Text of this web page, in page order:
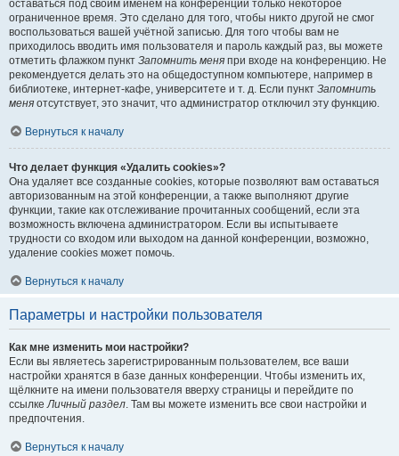
оставаться под своим именем на конференции только некоторое
ограниченное время. Это сделано для того, чтобы никто другой не смог
воспользоваться вашей учётной записью. Для того чтобы вам не
приходилось вводить имя пользователя и пароль каждый раз, вы можете
отметить флажком пункт Запомнить меня при входе на конференцию. Не
рекомендуется делать это на общедоступном компьютере, например в
библиотеке, интернет-кафе, университете и т. д. Если пункт Запомнить
меня отсутствует, это значит, что администратор отключил эту функцию.
Вернуться к началу
Что делает функция «Удалить cookies»?
Она удаляет все созданные cookies, которые позволяют вам оставаться
авторизованным на этой конференции, а также выполняют другие
функции, такие как отслеживание прочитанных сообщений, если эта
возможность включена администратором. Если вы испытываете
трудности со входом или выходом на данной конференции, возможно,
удаление cookies может помочь.
Вернуться к началу
Параметры и настройки пользователя
Как мне изменить мои настройки?
Если вы являетесь зарегистрированным пользователем, все ваши
настройки хранятся в базе данных конференции. Чтобы изменить их,
щёлкните на имени пользователя вверху страницы и перейдите по
ссылкеЛичный раздел. Там вы можете изменить все свои настройки и
предпочтения.
Вернуться к началу